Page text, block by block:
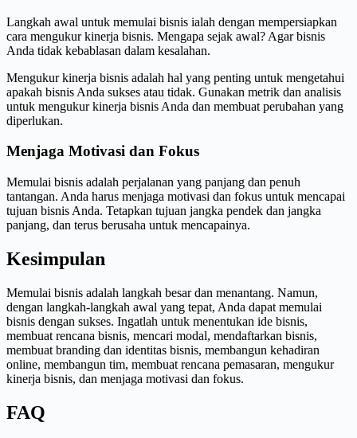
Langkah awal untuk memulai bisnis ialah dengan mempersiapkan
cara mengukur kinerja bisnis. Mengapa sejak awal? Agar bisnis
Anda tidak kebablasan dalam kesalahan.
Mengukur kinerja bisnis adalah hal yang penting untuk mengetahui
apakah bisnis Anda sukses atau tidak. Gunakan metrik dan analisis
untuk mengukur kinerja bisnis Anda dan membuat perubahan yang
diperlukan.
Menjaga Motivasi dan Fokus
Memulai bisnis adalah perjalanan yang panjang dan penuh
tantangan. Anda harus menjaga motivasi dan fokus untuk mencapai
tujuan bisnis Anda. Tetapkan tujuan jangka pendek dan jangka
panjang, dan terus berusaha untuk mencapainya.
Kesimpulan
Memulai bisnis adalah langkah besar dan menantang. Namun,
dengan langkah-langkah awal yang tepat, Anda dapat memulai
bisnis dengan sukses. Ingatlah untuk menentukan ide bisnis,
membuat rencana bisnis, mencari modal, mendaftarkan bisnis,
membuat branding dan identitas bisnis, membangun kehadiran
online, membangun tim, membuat rencana pemasaran, mengukur
kinerja bisnis, dan menjaga motivasi dan fokus.
FAQ